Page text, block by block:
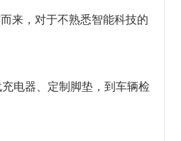
来，对于不熟悉智能科技的
电器、定制脚垫，到车辆检